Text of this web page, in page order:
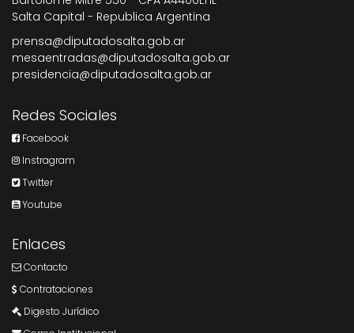
Salta Capital - Republica Argentina
prensa@diputadosalta.gob.ar
mesaentradas@diputadosalta.gob.ar
presidencia@diputadosalta.gob.ar
Redes Sociales
Facebook
Instragram
Twitter
Youtube
Enlaces
Contacto
Contrataciones
Digesto Jurídico